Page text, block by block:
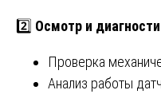
2️⃣ Осмотр и
Проверка
Анализ работы